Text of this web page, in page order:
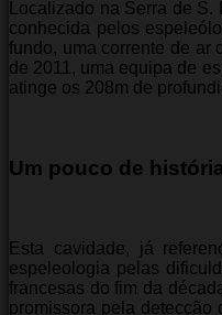
Localizado na Serra de
conhecida pelos
fundo, uma corrente de ar
de 2011, uma equipa de
atinge os 208m de
Um pouco de
Esta cavidade, já
espeleologia pelas
francesas do fim da
promissora pela detecção